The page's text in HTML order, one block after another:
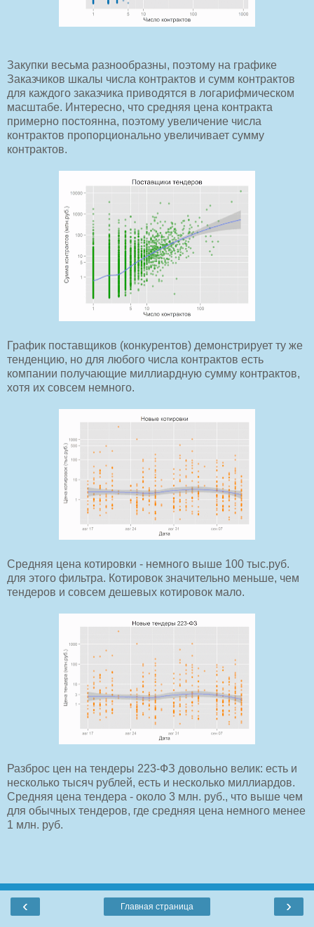
Закупки весьма разнообразны, поэтому на графике
Заказчиков шкалы числа контрактов и сумм контрактов
для каждого заказчика приводятся в логарифмическом
масштабе. Интересно, что средняя цена контракта
примерно постоянна, поэтому увеличение числа
контрактов пропорционально увеличивает сумму
контрактов.
График поставщиков (конкурентов) демонстрирует ту же
тенденцию, но для любого числа контрактов есть
компании получающие миллиардную сумму контрактов,
хотя их совсем немного.
Средняя цена котировки - немного выше 100 тыс.руб.
для этого фильтра. Котировок значительно меньше, чем
тендеров и совсем дешевых котировок мало.
Разброс цен на тендеры 223-ФЗ довольно велик: есть и
несколько тысяч рублей, есть и несколько миллиардов.
Средняя цена тендера - около 3 млн. руб., что выше чем
для обычных тендеров, где средняя цена немного менее
1 млн. руб.
‹ ›
Главная страница